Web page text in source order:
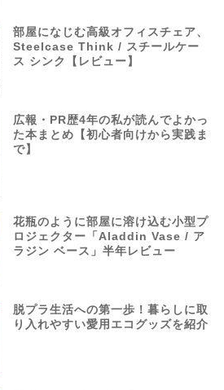
部屋になじむ高級オフィスチェア、
Steelcase Think / スチールケー
ス シンク【レビュー】
広報・PR歴4年の私が読んでよかっ
た本まとめ【初心者向けから実践ま
で】
花瓶のように部屋に溶け込む小型プ
ロジェクター「Aladdin Vase / ア
ラジン ベース」半年レビュー
脱プラ生活への第一歩！暮らしに取
り入れやすい愛用エコグッズを紹介